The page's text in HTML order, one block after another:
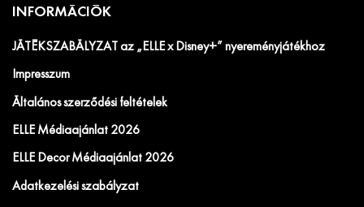
INFORMÁCIÓK
JÁTÉKSZABÁLYZAT az „ELLE x Disney+” nyereményjátékhoz
Impresszum
Általános szerződési feltételek
ELLE Médiaajánlat 2026
ELLE Decor Médiaajánlat 2026
Adatkezelési szabályzat